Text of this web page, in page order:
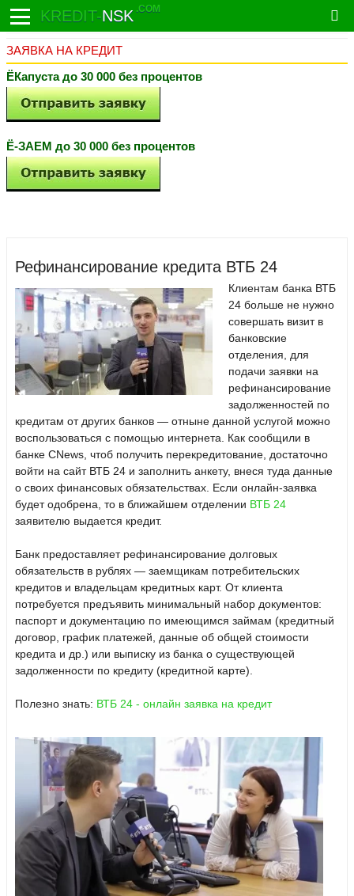
KREDIT-NSK .COM
ЗАЯВКА НА КРЕДИТ
ЁКапуста до 30 000 без процентов
Ё-ЗАЕМ до 30 000 без процентов
Рефинансирование кредита ВТБ 24
Клиентам банка ВТБ
24 больше не нужно
совершать визит в
банковские
отделения, для
подачи заявки на
рефинансирование
задолженностей по
кредитам от других банков — отныне данной услугой можно
воспользоваться с помощью интернета. Как сообщили в
банке CNews, чтоб получить перекредитование, достаточно
войти на сайт ВТБ 24 и заполнить анкету, внеся туда данные
о своих финансовых обязательствах. Если онлайн-заявка
будет одобрена, то в ближайшем отделении ВТБ 24
заявителю выдается кредит.
Банк предоставляет рефинансирование долговых
обязательств в рублях — заемщикам потребительских
кредитов и владельцам кредитных карт. От клиента
потребуется предъявить минимальный набор документов:
паспорт и документацию по имеющимся займам (кредитный
договор, график платежей, данные об общей стоимости
кредита и др.) или выписку из банка о существующей
задолженности по кредиту (кредитной карте).
Полезно знать: ВТБ 24 - онлайн заявка на кредит